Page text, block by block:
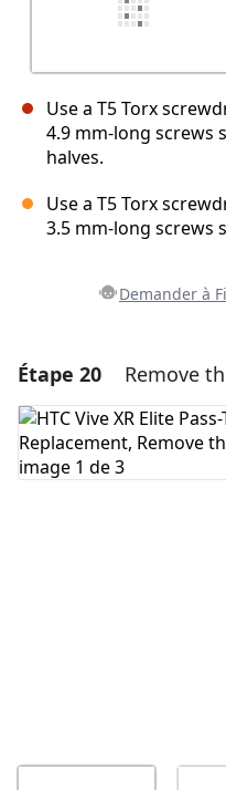
Use a T5 Torx
4.9 mm‑long
halves.
Use a T5 Torx
3.5 mm‑long screws
Demander à
Ajouter un
Étape 20 Remove